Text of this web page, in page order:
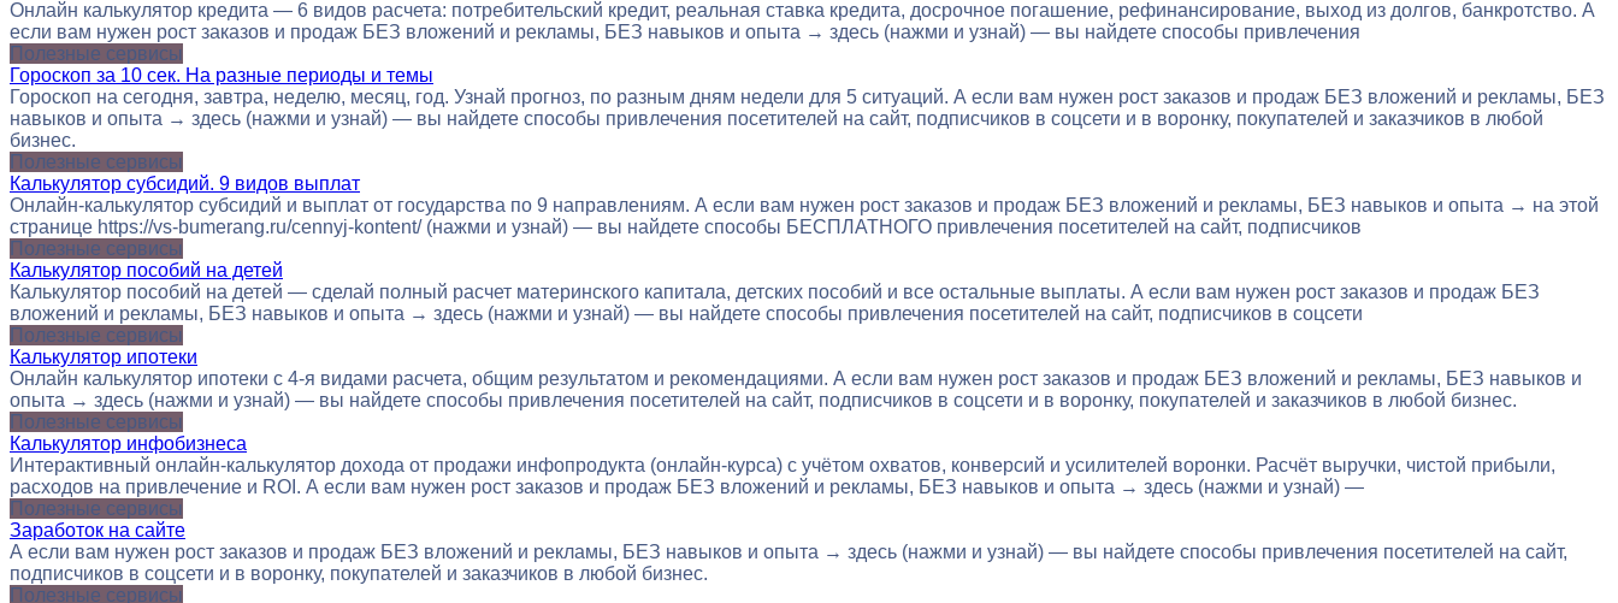
Онлайн калькулятор кредита — 6 видов расчета: потребительский кредит, реальная ставка кредита, досрочное погашение, рефинансирование, выход из долгов, банкротство. А
если вам нужен рост заказов и продаж БЕЗ вложений и рекламы, БЕЗ навыков и опыта → здесь (нажми и узнай) — вы найдете способы привлечения
Полезные сервисы
Гороскоп за 10 сек. На разные периоды и темы
Гороскоп на сегодня, завтра, неделю, месяц, год. Узнай прогноз, по разным дням недели для 5 ситуаций. А если вам нужен рост заказов и продаж БЕЗ вложений и рекламы, БЕЗ
навыков и опыта → здесь (нажми и узнай) — вы найдете способы привлечения посетителей на сайт, подписчиков в соцсети и в воронку, покупателей и заказчиков в любой
бизнес.
Полезные сервисы
Калькулятор субсидий. 9 видов выплат
Онлайн-калькулятор субсидий и выплат от государства по 9 направлениям. А если вам нужен рост заказов и продаж БЕЗ вложений и рекламы, БЕЗ навыков и опыта → на этой
странице https://vs-bumerang.ru/cennyj-kontent/ (нажми и узнай) — вы найдете способы БЕСПЛАТНОГО привлечения посетителей на сайт, подписчиков
Полезные сервисы
Калькулятор пособий на детей
Калькулятор пособий на детей — сделай полный расчет материнского капитала, детских пособий и все остальные выплаты. А если вам нужен рост заказов и продаж БЕЗ
вложений и рекламы, БЕЗ навыков и опыта → здесь (нажми и узнай) — вы найдете способы привлечения посетителей на сайт, подписчиков в соцсети
Полезные сервисы
Калькулятор ипотеки
Онлайн калькулятор ипотеки с 4-я видами расчета, общим результатом и рекомендациями. А если вам нужен рост заказов и продаж БЕЗ вложений и рекламы, БЕЗ навыков и
опыта → здесь (нажми и узнай) — вы найдете способы привлечения посетителей на сайт, подписчиков в соцсети и в воронку, покупателей и заказчиков в любой бизнес.
Полезные сервисы
Калькулятор инфобизнеса
Интерактивный онлайн-калькулятор дохода от продажи инфопродукта (онлайн-курса) с учётом охватов, конверсий и усилителей воронки. Расчёт выручки, чистой прибыли,
расходов на привлечение и ROI. А если вам нужен рост заказов и продаж БЕЗ вложений и рекламы, БЕЗ навыков и опыта → здесь (нажми и узнай) —
Полезные сервисы
Заработок на сайте
А если вам нужен рост заказов и продаж БЕЗ вложений и рекламы, БЕЗ навыков и опыта → здесь (нажми и узнай) — вы найдете способы привлечения посетителей на сайт,
подписчиков в соцсети и в воронку, покупателей и заказчиков в любой бизнес.
Полезные сервисы